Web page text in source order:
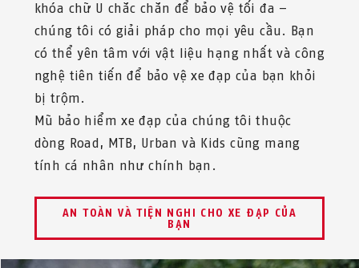
khóa chữ U chắc chắn để bảo vệ tối đa –
chúng tôi có giải pháp cho mọi yêu cầu. Bạn
có thể yên tâm với vật liệu hạng nhất và công
nghệ tiên tiến để bảo vệ xe đạp của bạn khỏi
bị trộm.
Mũ bảo hiểm xe đạp của chúng tôi thuộc
dòng Road, MTB, Urban và Kids cũng mang
tính cá nhân như chính bạn.
AN TOÀN VÀ TIỆN NGHI CHO XE ĐẠP CỦA
BẠN